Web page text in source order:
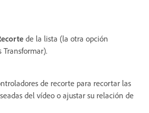
de la lista (la otra opción
Transformar).
de recorte para recortar las
del vídeo o ajustar su relación de